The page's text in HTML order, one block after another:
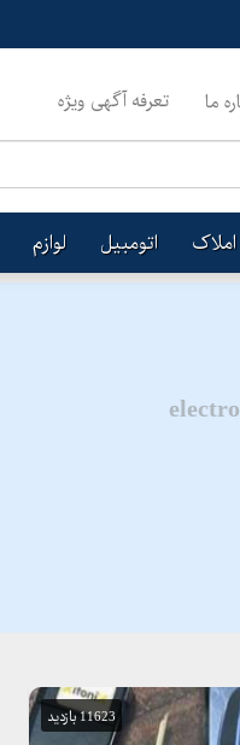
ما تعرفه آگهی ویژه
املاک اتومبیل لوازم
11623 بازدید